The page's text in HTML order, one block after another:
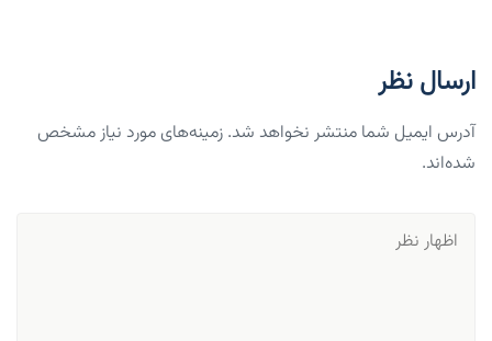
ارسال نظر
آدرس ایمیل شما منتشر نخواهد شد. زمینه‌های مورد نیاز مشخص
شده‌اند.